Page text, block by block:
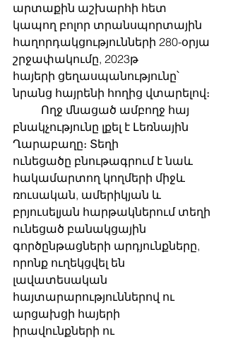
արտաքին աշխարհի հետ
կապող բոլոր տրանսպորտային
հաղորդակցությունների 280-օրյա
շրջափակումը, 2023թ
հայերի ցեղասպանությունը՝
նրանց հայրենի հողից վտարելով։
բնակչությունը լքել է Լեռնային
Ղարաբաղը։ Տեղի
ունեցածը բնութագրում է նաև
հակամարտող կողմերի միջև
ռուսական, ամերիկյան և
բրյուսելյան հարթակներում տեղի
ունեցած բանակցային
գործընթացների արդյունքները,
որոնք ուղեկցվել են
լավատեսական
հայտարարություններով ու
արցախցի հայերի
իրավունքների ու